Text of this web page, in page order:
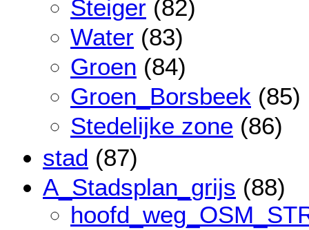
Steiger (82)
Water (83)
Groen (84)
Groen_Borsbeek (85)
Stedelijke zone (86)
stad (87)
A_Stadsplan_grijs (88)